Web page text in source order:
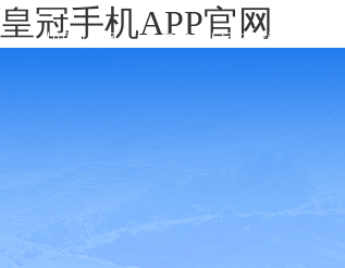
皇冠手机APP官网
中国政府网 云南省人民政府门户网站